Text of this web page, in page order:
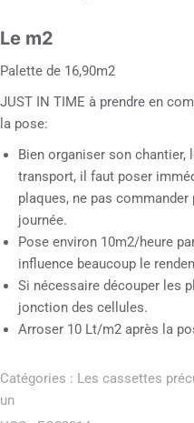
Le m2
Palette de 16,90m2
JUST IN TIME à prendre en
la pose:
Bien organiser son
transport, il faut poser
plaques, ne pas commander
journée.
Pose environ 10m2/heure
influence beaucoup le
Si nécessaire découper les
jonction des cellules.
Arroser 10 Lt/m2 après la
Catégories : Les cassettes
un